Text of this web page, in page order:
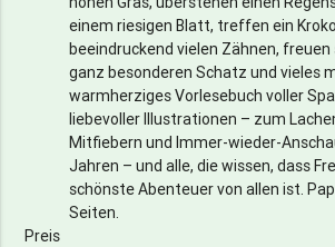
einem riesigen Blatt, treffen ein
beeindruckend vielen Zähnen, freuen
ganz besonderen Schatz und vieles
warmherziges Vorlesebuch voller
liebevoller Illustrationen – zum
Mitfiebern und Immer-wieder-
Jahren – und alle, die wissen, dass
schönste Abenteuer von allen ist.
Seiten.
Preis